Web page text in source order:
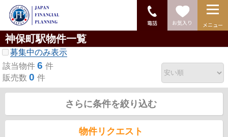
電話 お気入り メニュー
神保町駅物件一覧
募集中のみ表示
該当物件 6 件
販売数 0 件
さらに条件を絞り込む
物件リクエスト